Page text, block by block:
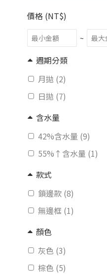
價格 (NT$)
~
週期分類
月拋 (2)
日拋 (7)
含水量
42%含水量 (9)
55%↑含水量 (1)
款式
鎖邊款 (8)
無邊框 (1)
顏色
灰色 (3)
棕色 (5)